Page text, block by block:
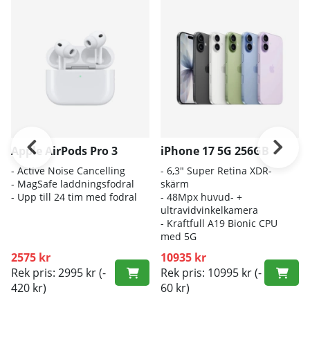
Apple AirPods Pro 3
- Active Noise Cancelling
- MagSafe laddningsfodral
- Upp till 24 tim med fodral
2575 kr
Rek pris: 2995 kr(-
420 kr)
iPhone 17 5G 256GB
- 6,3" Super Retina XDR-
skärm
- 48Mpx huvud- +
ultravidvinkelkamera
- Kraftfull A19 Bionic CPU
med 5G
10935 kr
Rek pris: 10995 kr(-
60 kr)